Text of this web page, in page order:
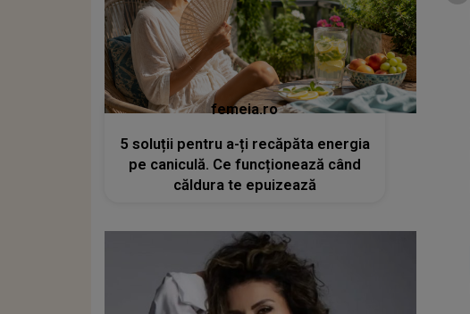
femeia.ro
5 soluții pentru a-ți recăpăta energia
pe caniculă. Ce funcționează când
căldura te epuizează